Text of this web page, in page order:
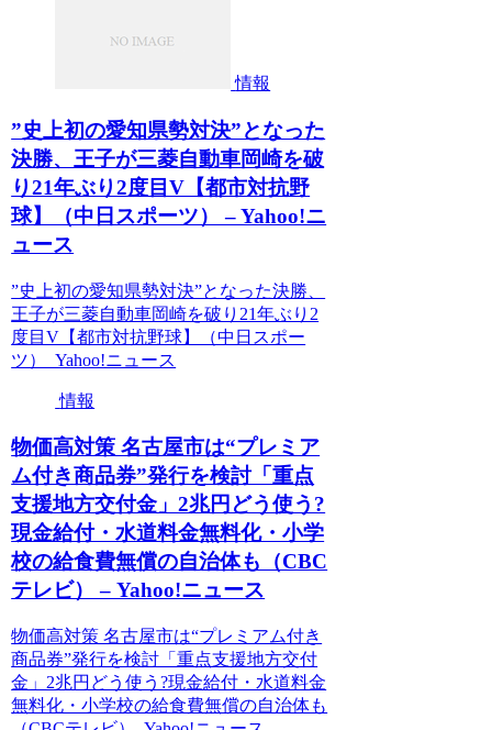
情報
”史上初の愛知県勢対決”となった
決勝、王子が三菱自動車岡崎を破
り21年ぶり2度目V【都市対抗野
球】（中日スポーツ） – Yahoo!ニ
ュース
”史上初の愛知県勢対決”となった決勝、
王子が三菱自動車岡崎を破り21年ぶり2
度目V【都市対抗野球】（中日スポー
ツ） Yahoo!ニュース
情報
物価高対策 名古屋市は“プレミア
ム付き商品券”発行を検討「重点
支援地方交付金」2兆円どう使う?
現金給付・水道料金無料化・小学
校の給食費無償の自治体も（CBC
テレビ） – Yahoo!ニュース
物価高対策 名古屋市は“プレミアム付き
商品券”発行を検討「重点支援地方交付
金」2兆円どう使う?現金給付・水道料金
無料化・小学校の給食費無償の自治体も